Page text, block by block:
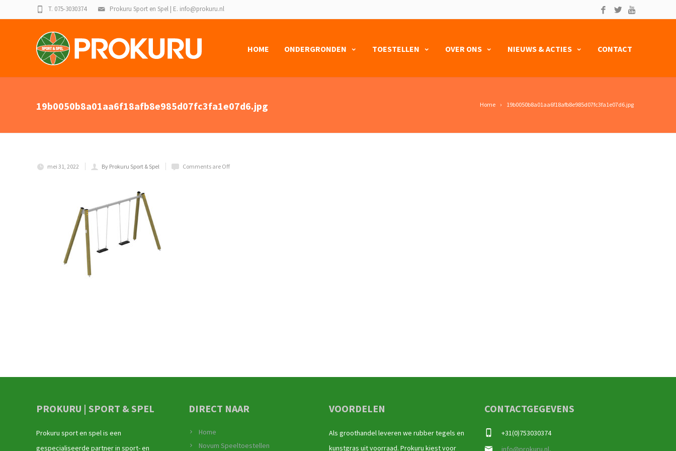
Prokuru Sport en Spel | E. info@prokuru.nl
T. 075-3030374
HOME ONDERGRONDEN TOESTELLEN OVER ONS NIEUWS & ACTIES CONTACT
Home 19b0050b8a01aa6f18afb8e985d07fc3fa1e07d6.jpg
19b0050b8a01aa6f18afb8e985d07fc3fa1e07d6.jpg
mei 31, 2022 By Prokuru Sport & Spel Comments are Off
PROKURU | SPORT & SPEL
Prokuru sport en spel is een
gespecialiseerde partner in sport- en
DIRECT NAAR
Home
Novum Speeltoestellen
VOORDELEN
Als groothandel leveren we rubber tegels en
kunstgras uit voorraad. Prokuru kiest voor
CONTACTGEGEVENS
+31(0)753030374
info@prokuru.nl,